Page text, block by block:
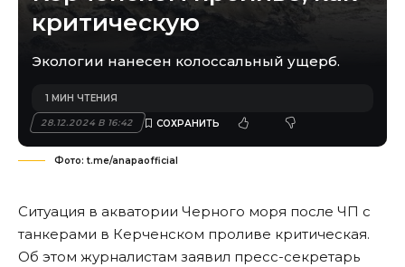
критическую
Экологии нанесен колоссальный ущерб.
28.12.2024 В 16:42
1 МИН ЧТЕНИЯ
Фото: t.me/anapaofficial
Ситуация в акватории Черного моря после ЧП с
танкерами в Керченском проливе критическая.
Об этом журналистам заявил пресс-секретарь